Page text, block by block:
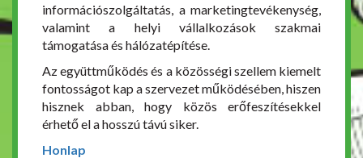
információszolgáltatás, a marketingtevékenység,
valamint a helyi vállalkozások szakmai
támogatása és hálózatépítése.
Az együttműködés és a közösségi szellem kiemelt
fontosságot kap a szervezet működésében, hiszen
hisznek abban, hogy közös erőfeszítésekkel
érhető el a hosszú távú siker.
Honlap